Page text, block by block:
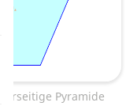
Pyramide